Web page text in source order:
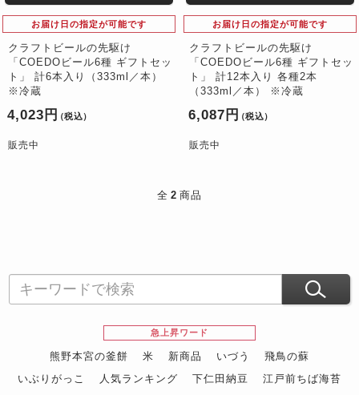
お届け日の指定が可能です
クラフトビールの先駆け
「COEDOビール6種 ギフトセッ
ト」 計6本入り（333ml／本）
※冷蔵
4,023円 （税込）
販売中
お届け日の指定が可能です
クラフトビールの先駆け
「COEDOビール6種 ギフトセッ
ト」 計12本入り 各種2本
（333ml／本） ※冷蔵
6,087円 （税込）
販売中
全 2 商品
急上昇ワード
熊野本宮の釜餅 米 新商品 いづう
飛鳥の蘇
いぶりがっこ
人気ランキング 下仁田納豆
江戸前ちば海苔